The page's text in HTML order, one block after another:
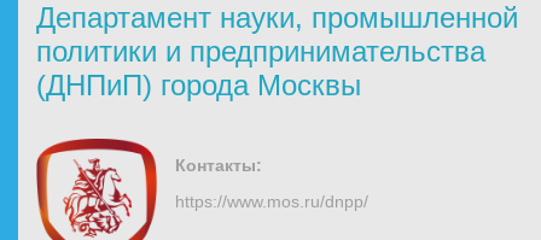
Департамент науки, промышленной
политики и предпринимательства
(ДНПиП) города Москвы
Контакты:
https://www.mos.ru/dnpp/